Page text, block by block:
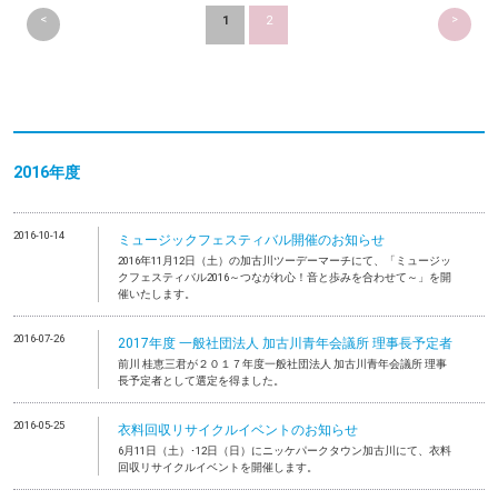
< 1 2 >
2016年度
2016-10-14 ミュージックフェスティバル開催のお知らせ
2016年11月12日（土）の加古川ツーデーマーチにて、「ミュージッ
クフェスティバル2016～つながれ心！音と歩みを合わせて～」を開
催いたします。
2016-07-26 2017年度 一般社団法人 加古川青年会議所 理事長予定者
前川 桂恵三君が２０１７年度一般社団法人 加古川青年会議所 理事
長予定者として選定を得ました。
2016-05-25 衣料回収リサイクルイベントのお知らせ
6月11日（土）･12日（日）にニッケパークタウン加古川にて、衣料
回収リサイクルイベントを開催します。